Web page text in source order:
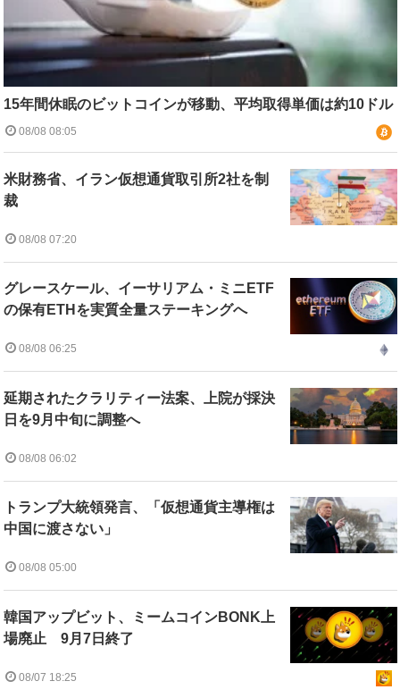
15年間休眠のビットコインが移動、平均取得単価は約10ドル
08/08 08:05
米財務省、イラン仮想通貨取引所2社を制
裁
08/08 07:20
グレースケール、イーサリアム・ミニETF
の保有ETHを実質全量ステーキングへ
08/08 06:25
延期されたクラリティー法案、上院が採決
日を9月中旬に調整へ
08/08 06:02
トランプ大統領発言、「仮想通貨主導権は
中国に渡さない」
08/08 05:00
韓国アップビット、ミームコインBONK上
場廃止 9月7日終了
08/07 18:25